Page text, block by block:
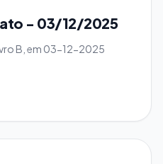
- 03/12/2025
B, em 03-12-2025